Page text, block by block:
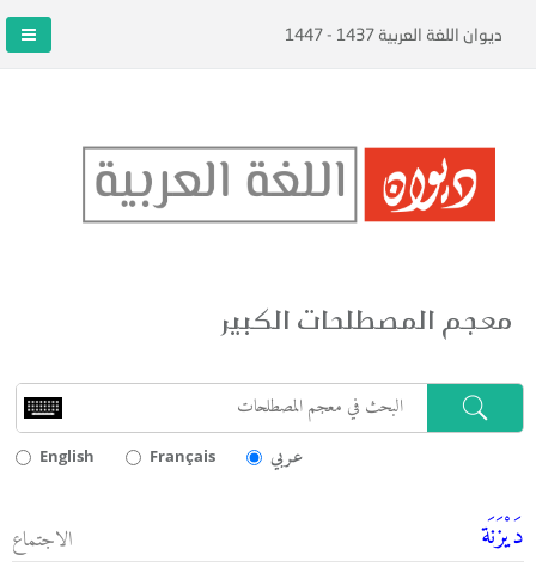
ديوان اللغة العربية 1437 - 1447
معجم المصطلحات الكبير
English Français عـربي
دَيْزَنَة الاجتماع